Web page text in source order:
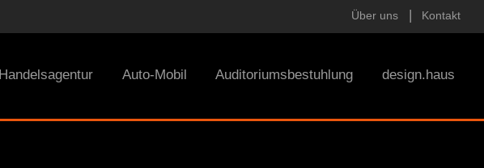
Über uns Kontakt
Handelsagentur Auto-Mobil Auditoriumsbestuhlung design.haus